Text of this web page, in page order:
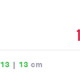
13| 13cm